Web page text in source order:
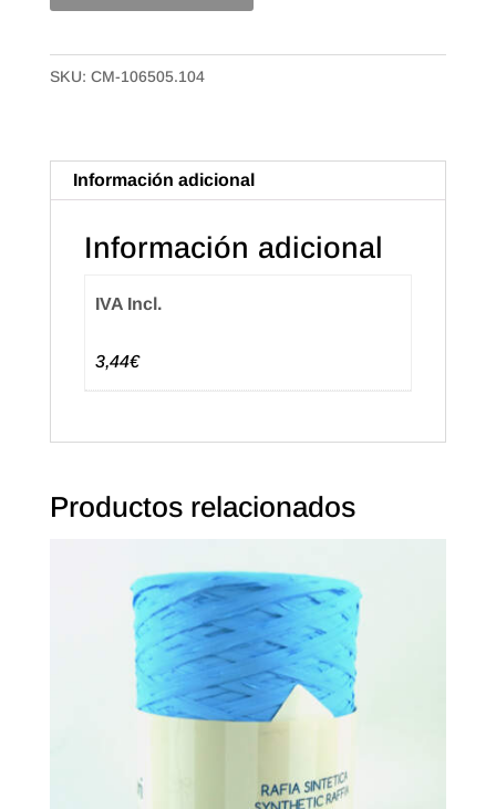
Claro
SKU: CM-106505.104
Información adicional
Información adicional
IVA Incl.
3,44€
Productos relacionados